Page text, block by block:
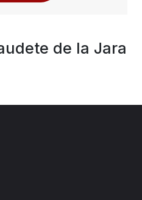
de la Jara